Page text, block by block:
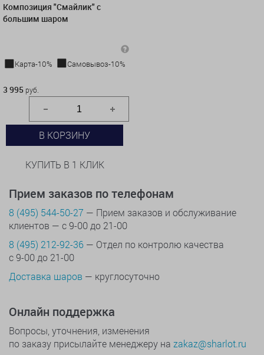
Композиция "Смайлик" с
большим шаром
Карта-10%
Самовывоз-10%
3 995 руб.
В КОРЗИНУ
КУПИТЬ В 1 КЛИК
Прием заказов по телефонам
8 (495) 544-50-27 — Прием заказов и обслуживание
клиентов — с 9-00 до 21-00
8 (495) 212-92-36 — Отдел по контролю качества
с 9-00 до 21-00
Доставка шаров — круглосуточно
Онлайн поддержка
Вопросы, уточнения, изменения
по заказу присылайте менеджеру на zakaz@sharlot.ru